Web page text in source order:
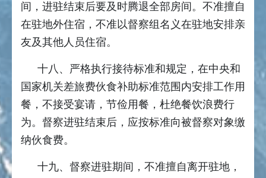
间，进驻结束后要及时腾退全部房间。不准擅自
在驻地外住宿，不准以督察组名义在驻地安排亲
友及其他人员住宿。
十八、严格执行接待标准和规定，在中央和
国家机关差旅费伙食补助标准范围内安排工作用
餐，不接受宴请，节俭用餐，杜绝餐饮浪费行
为。督察进驻结束后，应按标准向被督察对象缴
纳伙食费。
十九、督察进驻期间，不准擅自离开驻地，